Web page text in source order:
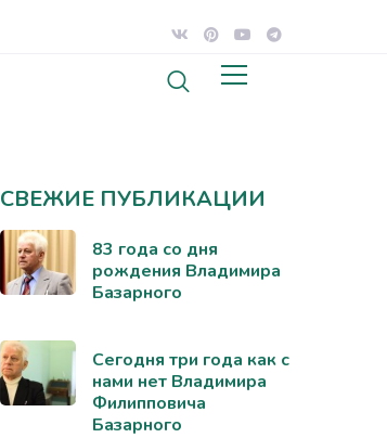
СВЕЖИЕ ПУБЛИКАЦИИ
83 года со дня
рождения Владимира
Базарного
Сегодня три года как с
нами нет Владимира
Филипповича
Базарного